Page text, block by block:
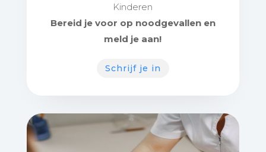
Kinderen
Bereid je voor op noodgevallen en
meld je aan!
Schrijf je in